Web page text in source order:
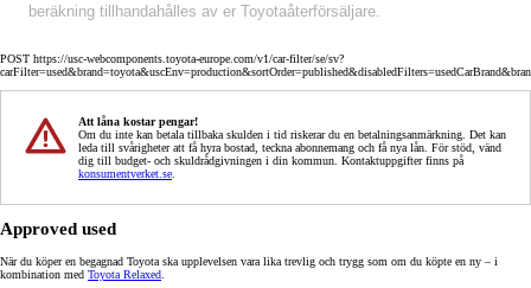
beräkning tillhandahålles av er Toyotaåterförsäljare.
POST https://usc-webcomponents.toyota-europe.com/v1/car-filter/se/sv?
Att låna kostar pengar!
Om du inte kan betala tillbaka skulden i tid riskerar du en betalningsanmärkning. Det kan
leda till svårigheter att få hyra bostad, teckna abonnemang och få nya lån. För stöd, vänd
dig till budget- och skuldrådgivningen i din kommun. Kontaktuppgifter finns på
konsumentverket.se
Approved used
När du köper en begagnad Toyota ska upplevelsen vara lika trevlig och trygg som om du köpte en ny – i
kombination med Toyota Relaxed